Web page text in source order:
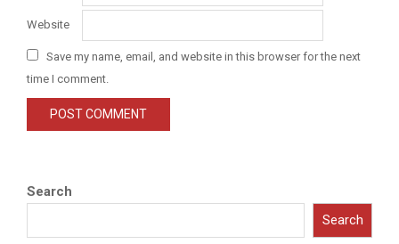
Website
Save my name, email, and website in this browser for the next
time I comment.
Search
Search